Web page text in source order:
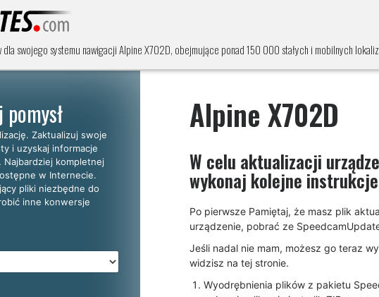
swojego systemu nawigacji Alpine X702D, obejmujące ponad 150 000 stałych i mobilnych
Zaktualizuj swoje
i uzyskaj informacje
kompletnej
w Internecie.
pliki niezbędne do
inne konwersje
Alpine X702D
W celu aktualizacji
wykonaj kolejne
Po pierwsze Pamiętaj, że masz plik
urządzenie, pobrać ze
Jeśli nadal nie mam, możesz go teraz
widzisz na tej stronie.
Wyodrębnienia plików z pakietu